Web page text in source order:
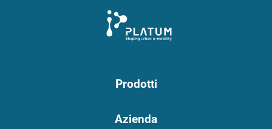
Prodotti
Azienda